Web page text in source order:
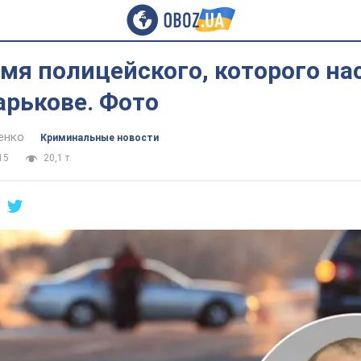
полицейского, которого
Фото
Криминальные новости
20,1 т.